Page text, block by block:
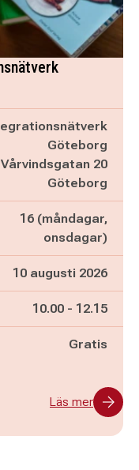
Göteborg
Vårvindsgatan 20
Göteborg
16 (måndagar,
onsdagar)
10 augusti 2026
Pågår mellan
10.00 - och
12.15
Gratis
Läs mer